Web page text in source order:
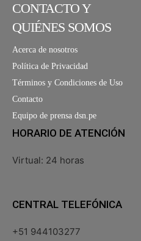
CONTACTO Y
QUIÉNES SOMOS
Acerca de nosotros
Política de Privacidad
Términos y Condiciones de Uso
Contacto
Equipo de prensa dsn.pe
HORARIO DE ATENCIÓN
Virtual: 24 horas
CENTRAL TELEFÓNICA
+51 944103277